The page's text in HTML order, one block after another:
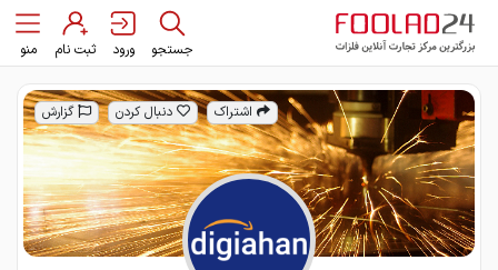
جستجو ورود ثبت نام منو
اشتراک دنبال کردن گزارش